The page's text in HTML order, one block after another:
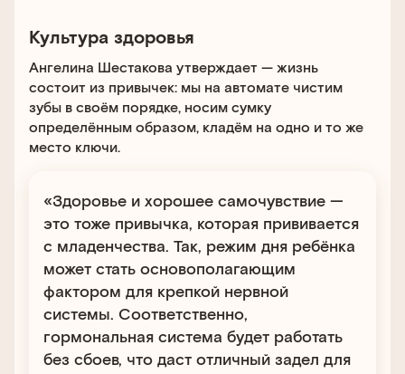
Культура здоровья
Ангелина Шестакова утверждает — жизнь
состоит из привычек: мы на автомате чистим
зубы в своём порядке, носим сумку
определённым образом, кладём на одно и то же
место ключи.
«Здоровье и хорошее самочувствие —
это тоже привычка, которая прививается
с младенчества. Так, режим дня ребёнка
может стать основополагающим
фактором для крепкой нервной
системы. Соответственно,
гормональная система будет работать
без сбоев, что даст отличный задел для